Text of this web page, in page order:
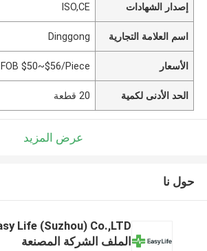
إصدار الشهادات ISO,CE
اسم العلامة التجارية Dinggong
الأسعار FOB $50~$56/Piece
الحد الأدنى لكمية 20 قطعة
عرض المزيد
حول نا
الملف الشركة المصنعة